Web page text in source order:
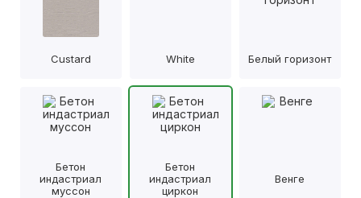
Custard White Белый горизонт
Бетон
индастриал
муссон
Бетон
индастриал
циркон
Венге